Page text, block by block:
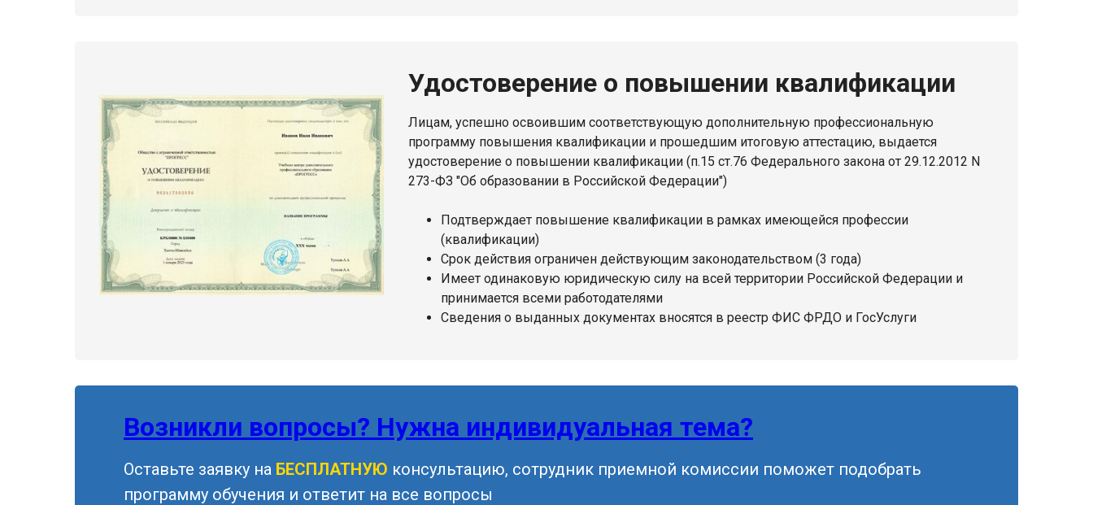
Удостоверение о повышении квалификации
Лицам, успешно освоившим соответствующую дополнительную профессиональную
программу повышения квалификации и прошедшим итоговую аттестацию, выдается
удостоверение о повышении квалификации (п.15 ст.76 Федерального закона от 29.12.2012 N
273-ФЗ "Об образовании в Российской Федерации")
Подтверждает повышение квалификации в рамках имеющейся профессии
(квалификации)
Срок действия ограничен действующим законодательством (3 года)
Имеет одинаковую юридическую силу на всей территории Российской Федерации и
принимается всеми работодателями
Сведения о выданных документах вносятся в реестр ФИС ФРДО и ГосУслуги
Возникли вопросы? Нужна индивидуальная тема?
Оставьте заявку на БЕСПЛАТНУЮ консультацию, сотрудник приемной комиссии поможет подобрать
программу обучения и ответит на все вопросы